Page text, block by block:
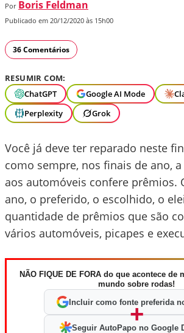
Por Boris Feldman
Publicado em 20/12/2020 às 15h00
36 Comentários
RESUMIR COM:
ChatGPT
Google AI Mode
Perplexity
Grok
Você já deve ter reparado neste
como sempre, nos finais de ano,
aos automóveis confere prêmios.
ano, o preferido, o escolhido, o
quantidade de prêmios que são
vários automóveis, picapes e
NÃO FIQUE DE FORA do que acontece de
mundo sobre rodas!
Incluir como fonte preferida
+
Seguir AutoPapo no Google